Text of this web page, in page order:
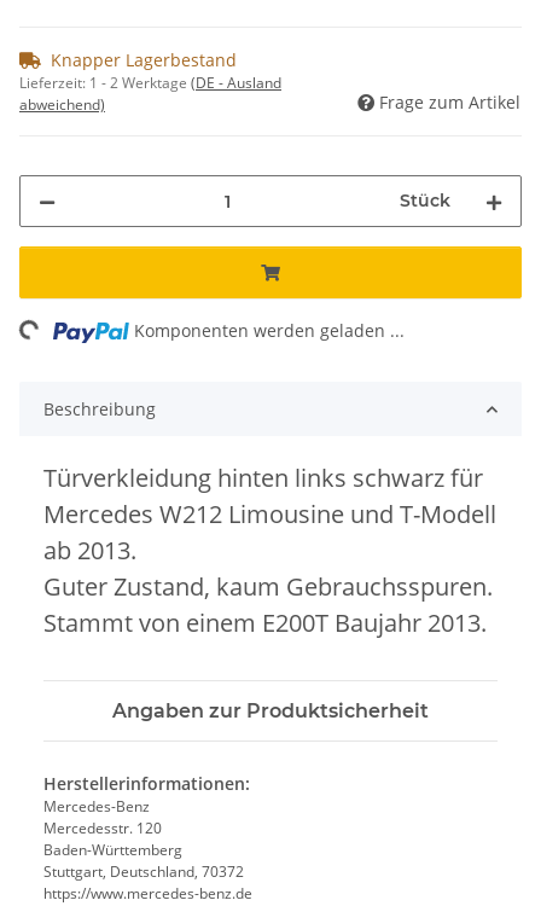
Knapper Lagerbestand
Lieferzeit: 1 - 2 Werktage (DE - Ausland
abweichend)
Frage zum Artikel
Stück
Komponenten werden geladen ...
Beschreibung
Türverkleidung hinten links schwarz für
Mercedes W212 Limousine und T-Modell
ab 2013.
Guter Zustand, kaum Gebrauchsspuren.
Stammt von einem E200T Baujahr 2013.
Angaben zur Produktsicherheit
Herstellerinformationen:
Mercedes-Benz
Mercedesstr. 120
Baden-Württemberg
Stuttgart, Deutschland, 70372
https://www.mercedes-benz.de